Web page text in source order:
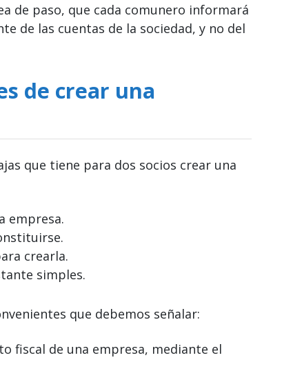
de paso, que cada comunero informará
de las cuentas de la sociedad, y no del
de crear una
que tiene para dos socios crear una
empresa.
crearla.
simples.
que debemos señalar:
fiscal de una empresa, mediante el